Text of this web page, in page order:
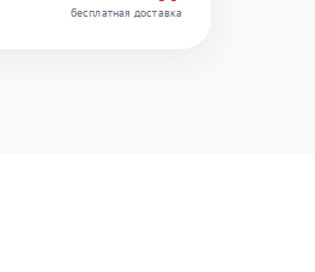
бесплатная доставка